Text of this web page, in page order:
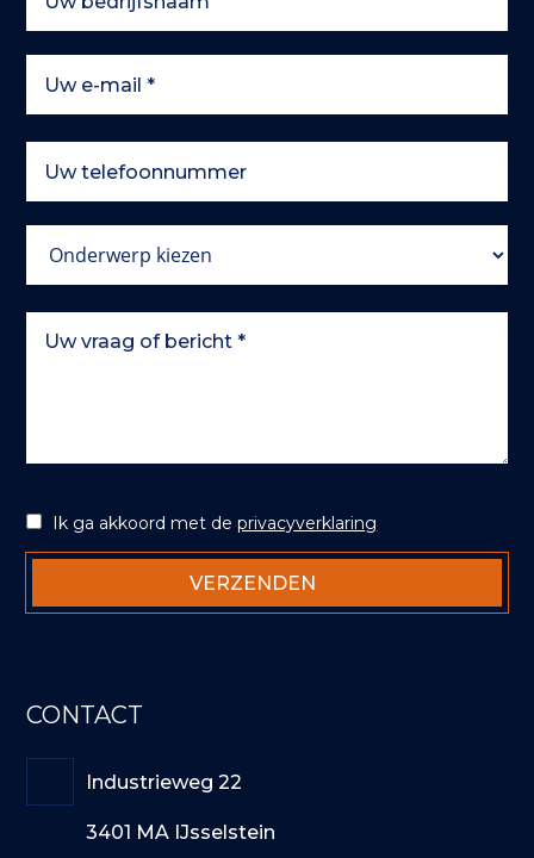
Ik ga akkoord met deprivacyverklaring
CONTACT
Industrieweg 22
3401 MA IJsselstein